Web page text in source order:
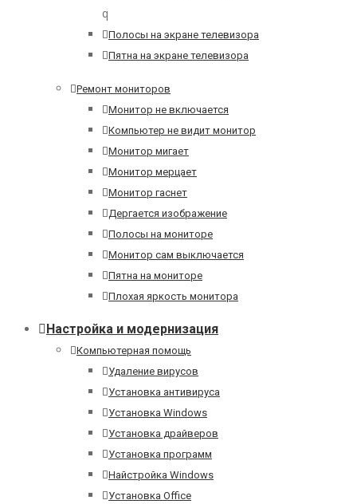
q
Полосы на экране телевизора
Пятна на экране телевизора
Ремонт мониторов
Монитор не включается
Компьютер не видит монитор
Монитор мигает
Монитор мерцает
Монитор гаснет
Дергается изображение
Полосы на мониторе
Монитор сам выключается
Пятна на мониторе
Плохая яркость монитора
Настройка и модернизация
Компьютерная помощь
Удаление вирусов
Установка антивируса
Установка Windows
Установка драйверов
Установка программ
Найстройка Windows
Установка Office